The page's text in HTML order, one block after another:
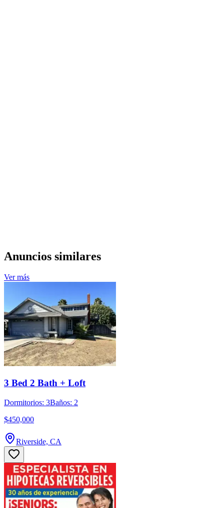
Anuncios similares
Ver más
3 Bed 2 Bath + Loft
Dormitorios: 3Baños: 2
$450,000
Riverside, CA